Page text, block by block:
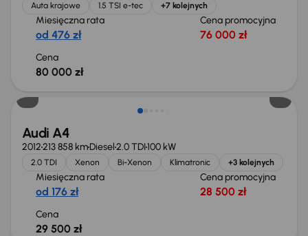
Auta krajowe
1.5 TSI e-tec +7 kolejnych
Miesięczna rata
od 476 zł
Cena promocyjna
76 000 zł
Cena
80 000 zł
Audi A4
2012213 858 kmDiesel2.0 TDI100 kW
2.0 TDI Xenon Bi-Xenon Klimatronic +3 kolejnych
Miesięczna rata
od 176 zł
Cena promocyjna
28 500 zł
Cena
29 500 zł